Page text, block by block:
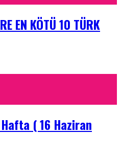
EN KÖTÜ 10 TÜRK
( 16 Haziran